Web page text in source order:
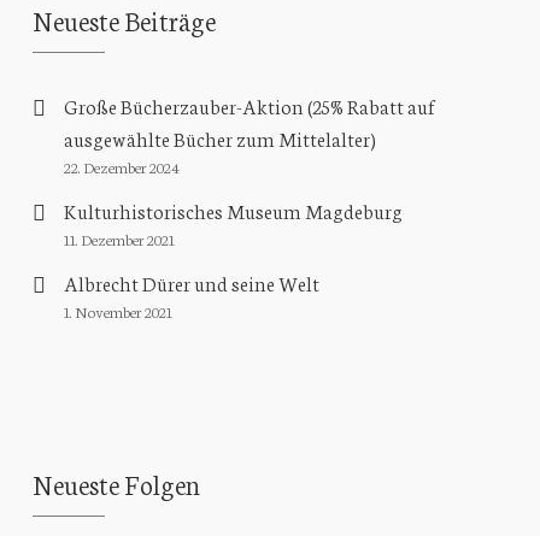
Neueste Beiträge
Große Bücherzauber-Aktion (25% Rabatt auf
ausgewählte Bücher zum Mittelalter)
22. Dezember 2024
Kulturhistorisches Museum Magdeburg
11. Dezember 2021
Albrecht Dürer und seine Welt
1. November 2021
Neueste Folgen